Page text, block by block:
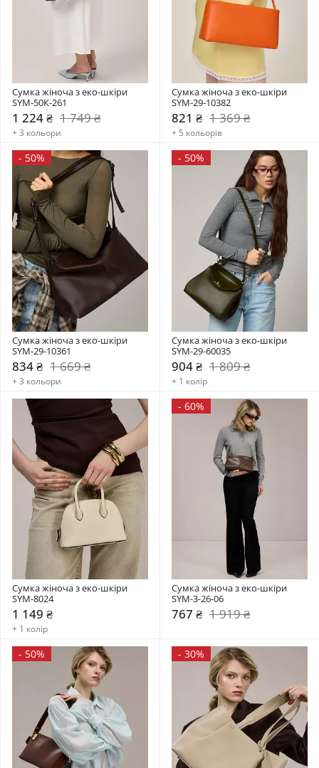
Сумка жіноча з еко-шкіри
SYM-50К-261
1 224 ₴ 1 749 ₴
+ 3 кольори
Сумка жіноча з еко-шкіри
SYM-29-10382
821 ₴ 1 369 ₴
+ 5 кольорів
- 50%
Сумка жіноча з еко-шкіри
SYM-29-10361
834 ₴ 1 669 ₴
+ 3 кольори
- 50%
Сумка жіноча з еко-шкіри
SYM-29-60035
904 ₴ 1 809 ₴
+ 1 колір
Сумка жіноча з еко-шкіри
SYM-8024
1 149 ₴
+ 1 колір
- 60%
Сумка жіноча з еко-шкіри
SYM-3-26-06
767 ₴ 1 919 ₴
- 50% - 30%